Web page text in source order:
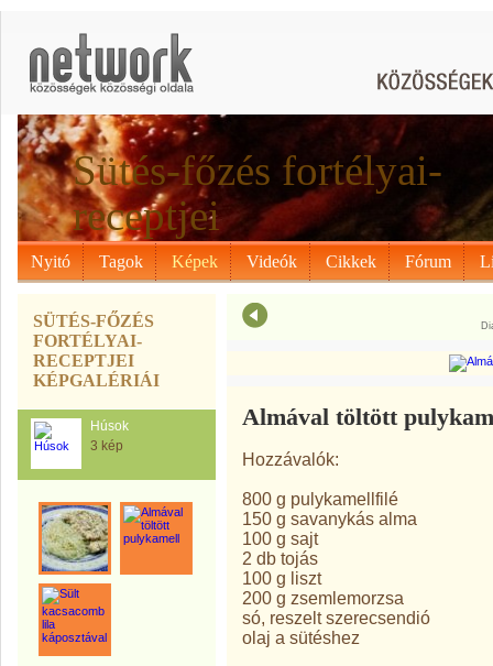
Sütés-főzés fortélyai-
receptjei
Nyitó Tagok Képek Videók Cikkek Fórum
SÜTÉS-FŐZÉS
FORTÉLYAI-
RECEPTJEI
KÉPGALÉRIÁI
Húsok
3 kép
Almával töltött
Hozzávalók:
800 g pulykamellfilé
150 g savanykás alma
100 g sajt
2 db tojás
100 g liszt
200 g zsemlemorzsa
só, reszelt szerecsendió
olaj a sütéshez